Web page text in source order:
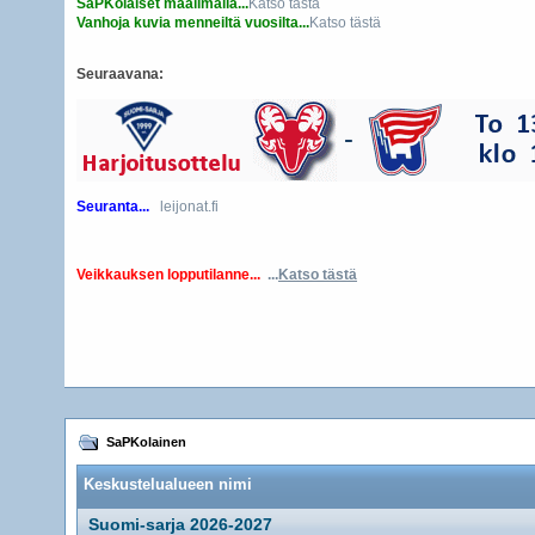
Vanhoja kuvia menneiltä vuosilta...Katso tästä
Seuraavana:
Seuranta... leijonat.fi
Veikkauksen lopputilanne... ...Katso tästä
SaPKolainen
Keskustelualueen nimi
Suomi-sarja 2026-2027